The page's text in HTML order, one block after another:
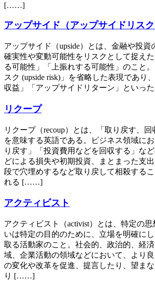
[……]
アップサイド（アップサイドリスク
アップサイド（upside）とは、金融や投資
確実性や変動可能性をリスクとして捉え
る可能性」「上振れする可能性」のこと
スク (upside risk)」を省略した表現であり
収益」「アップサイドリターン」といっ
リクープ
リクープ（recoup）とは、「取り戻す、回
を意味する英語である。ビジネス領域に
り戻す」「投資費用などを回収する」な
どによる損失や初期投資、まとまった支
段で穴埋めするなど取り戻して相殺する
れる [……]
アクティビスト
アクティビスト（activist）とは、特定の
いは特定の目的のために、立場を明確に
取る活動家のこと。社会的、政治的、経
域、企業活動の領域などにおいて、より
の変化や改革を促進、提言したり、望ま
り [……]